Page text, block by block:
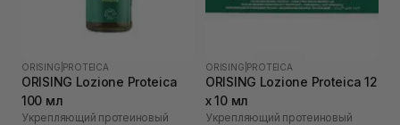
ORISING PROTEICA
ORISING Lozione Proteica
100 мл
Укрепляющий протеиновый
ORISING PROTEICA
ORISING Lozione Proteica 12
х 10 мл
Укрепляющий протеиновый